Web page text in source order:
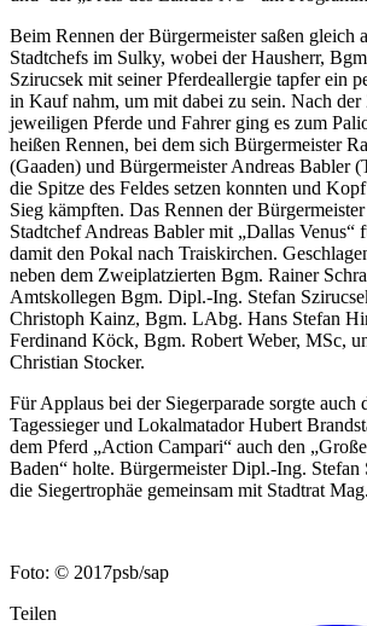
Beim Rennen der Bürgermeister saßen gleich
Stadtchefs im Sulky, wobei der Hausherr,
Szirucsek mit seiner Pferdeallergie tapfer ein
in Kauf nahm, um mit dabei zu sein. Nach der
jeweiligen Pferde und Fahrer ging es zum
heißen Rennen, bei dem sich Bürgermeister
(Gaaden) und Bürgermeister Andreas Babler
die Spitze des Feldes setzen konnten und
Sieg kämpften. Das Rennen der
Stadtchef Andreas Babler mit „Dallas Venus“
damit den Pokal nach Traiskirchen.
neben dem Zweiplatzierten Bgm. Rainer
Amtskollegen Bgm. Dipl.-Ing. Stefan
Christoph Kainz, Bgm. LAbg. Hans Stefan
Ferdinand Köck, Bgm. Robert Weber, MSc,
Christian Stocker.
Für Applaus bei der Siegerparade sorgte auch
Tagessieger und Lokalmatador Hubert
dem Pferd „Action Campari“ auch den
Baden“ holte. Bürgermeister Dipl.-Ing. Stefan
die Siegertrophäe gemeinsam mit Stadtrat
Foto: © 2017psb/sap
Teilen